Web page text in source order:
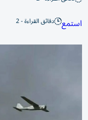
استمع دقائق القراءة - 2